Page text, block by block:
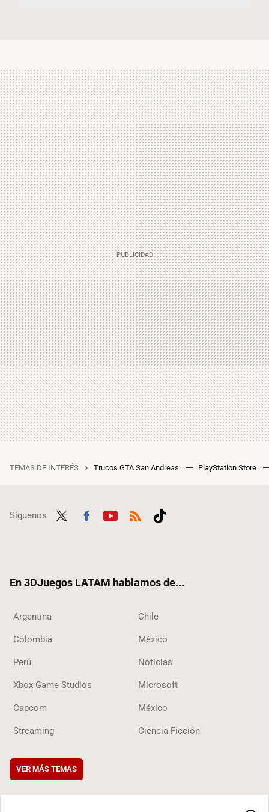
TEMAS DE INTERÉS Trucos GTA San Andreas PlayStation Store
Síguenos
En 3DJuegos LATAM hablamos de...
Argentina Chile
Colombia México
Perú Noticias
Xbox Game Studios Microsoft
Capcom México
Streaming Ciencia Ficción
VER MÁS TEMAS